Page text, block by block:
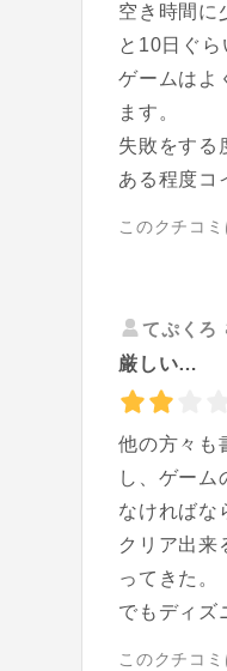
空き時間に
と10日ぐ
ゲームはよ
ます。
失敗をする
ある程度コ
このクチコ
てぷくろ
厳しい…
他の方々も
し、ゲー
なければな
クリア出来
ってきた。
でもディズ
このクチコ